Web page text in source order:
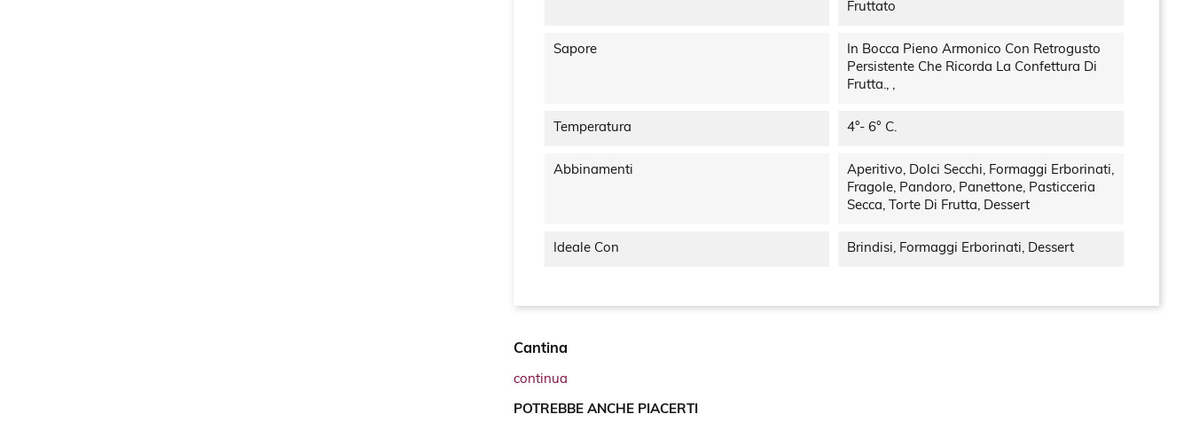
Fruttato
Sapore
In Bocca Pieno Armonico Con Retrogusto
Persistente Che Ricorda La Confettura Di
Frutta., ,
Temperatura 4°- 6° C.
Abbinamenti
Aperitivo, Dolci Secchi, Formaggi Erborinati,
Fragole, Pandoro, Panettone, Pasticceria
Secca, Torte Di Frutta, Dessert
Ideale Con Brindisi, Formaggi Erborinati, Dessert
Cantina
continua
POTREBBE ANCHE PIACERTI